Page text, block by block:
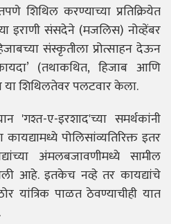
शिथिल करण्याच्या प्रतिक्रियेत
इराणी संसदेने (मजलिस) नोव्हेंबर
संस्कृतीला प्रोत्साहन देऊन
(तथाकथित, हिजाब आणि
शिथिलतेवर पलटवार केला.
'गश्त-ए-इरशाद'च्या समर्थकांनी
पोलिसांव्यतिरिक्त इतर
अंमलबजावणीमध्ये सामील
आहे. इतकेच नव्हे तर कायद्यांचे
पाळत ठेवण्याचीही यात